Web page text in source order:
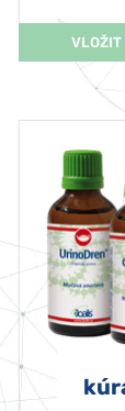
VLOŽIT